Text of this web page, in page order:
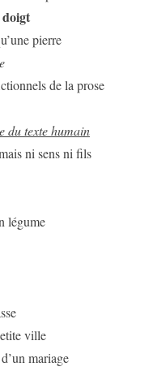
doigt
pierre
de la prose
du texte humain
ni sens ni fils
légume
ville
mariage